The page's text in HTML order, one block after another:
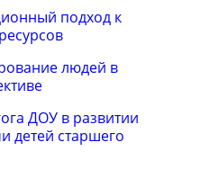
подход к
людей в
ДОУ в развитии
детей старшего